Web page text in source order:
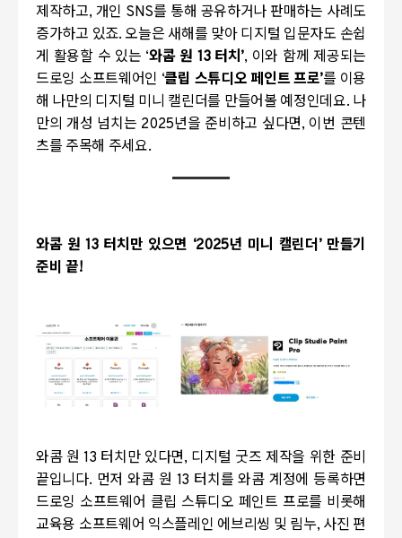
제작하고, 개인 SNS를 통해 공유하거나 판매하는 사례도
증가하고 있죠. 오늘은 새해를 맞아 디지털 입문자도 손쉽
게 활용할 수 있는 ‘와콤 원 13 터치’, 이와 함께 제공되는
드로잉 소프트웨어인 ‘클립 스튜디오 페인트 프로’를 이용
해 나만의 디지털 미니 캘린더를 만들어볼 예정인데요. 나
만의 개성 넘치는 2025년을 준비하고 싶다면, 이번 콘텐
츠를 주목해 주세요.
와콤 원 13 터치만 있으면 ‘2025년 미니 캘린더’ 만들기
준비 끝!
와콤 원 13 터치만 있다면, 디지털 굿즈 제작을 위한 준비
끝입니다. 먼저 와콤 원 13 터치를 와콤 계정에 등록하면
드로잉 소프트웨어 클립 스튜디오 페인트 프로를 비롯해
교육용 소프트웨어 익스플레인 에브리씽 및 림누, 사진 편